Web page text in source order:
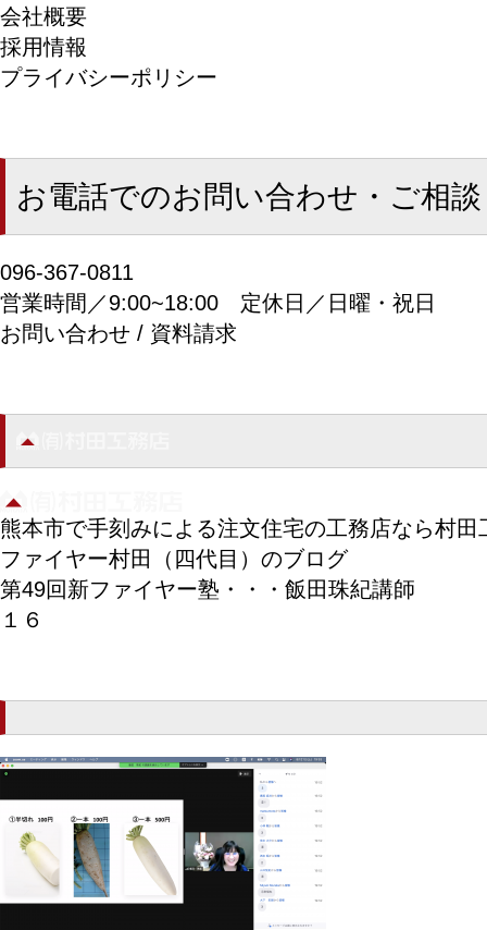
会社概要
採用情報
プライバシーポリシー
お電話でのお問い合わせ・ご相談
096-367-0811
営業時間／9:00~18:00 定休日／日曜・祝日
お問い合わせ / 資料請求
熊本市で手刻みによる注文住宅の工務店なら村田
ファイヤー村田（四代目）のブログ
第49回新ファイヤー塾・・・飯田珠紀講師
１６